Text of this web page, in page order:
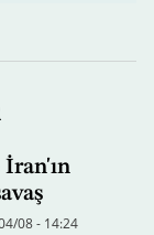
08 - 14:24